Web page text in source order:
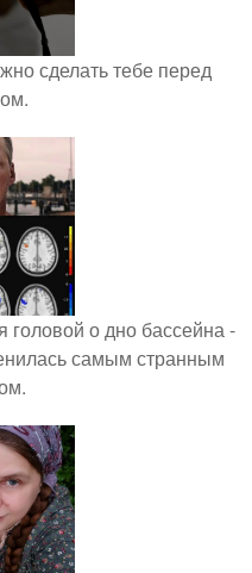
сделать тебе перед
головой о дно бассейна -
самым странным